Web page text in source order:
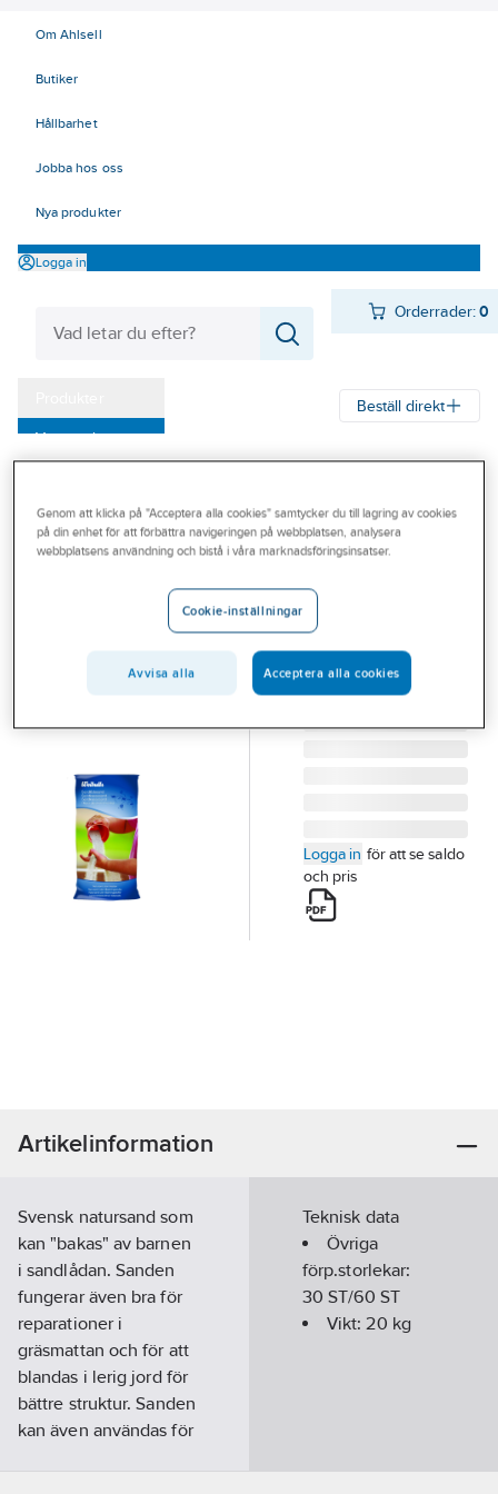
Om Ahlsell
Butiker
Hållbarhet
Jobba hos oss
Nya produkter
Logga in
Orderrader:0
Varumärken
Outlet
Branscher
Beställ direkt
WEIBULLS
SANDLÅDESAND
WEIBULLS 20KG
Lev. artikelnr: 28095
Logga in för att se saldo
och pris
Artikelinformation
Svensk natursand som
kan "bakas" av barnen
i sandlådan. Sanden
fungerar även bra för
reparationer i
gräsmattan och för att
blandas i lerig jord för
bättre struktur. Sanden
kan även användas för
Teknisk data
Övriga
förp.storlekar:
30 ST/60 ST
Vikt:20 kg
Genom att klicka på "Acceptera alla cookies" samtycker du till lagring av cookies
på din enhet för att förbättra navigeringen på webbplatsen, analysera
webbplatsens användning och bistå i våra marknadsföringsinsatser.
Cookie-inställningar
Avvisa alla Acceptera alla cookies